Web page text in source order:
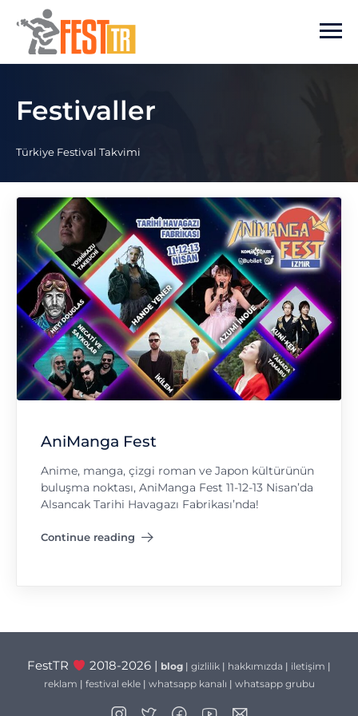
Ana içeriğe atla
Festivaller
Türkiye Festival Takvimi
AniManga Fest
Anime, manga, çizgi roman ve Japon kültürünün
buluşma noktası, AniManga Fest 11-12-13 Nisan’da
Alsancak Tarihi Havagazı Fabrikası’nda!
Continue reading
"AniManga Fest"
FestTR 2018-2026 | blog| gizlilik| hakkımızda | iletişim |
reklam | festival ekle| whatsapp kanalı | whatsapp grubu